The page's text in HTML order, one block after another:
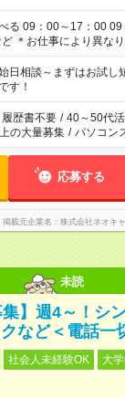
る 09：00～17：00
18：00 など ＊お仕事により異
日相談～まずはお試
す！
履歴書不要 / 40～50代
の大量募集 / パソコン
応募する
掲載元企業名 株式会社ネオキ
未読
集】週4～！シ
など＜電話一
社会人未経験OK 大